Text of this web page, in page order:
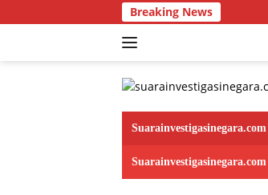
to
Breaking News
Suarainvestigasinegara.com
Suarainvestigasinegara.com